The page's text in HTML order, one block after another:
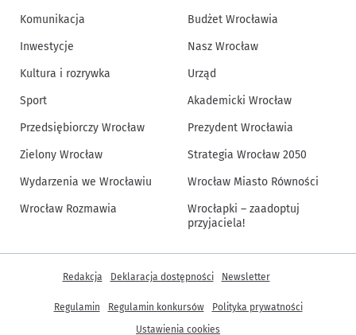
Komunikacja
Inwestycje
Kultura i rozrywka
Sport
Przedsiębiorczy Wrocław
Zielony Wrocław
Wydarzenia we Wrocławiu
Wrocław Rozmawia
Budżet Wrocławia
Nasz Wrocław
Urząd
Akademicki Wrocław
Prezydent Wrocławia
Strategia Wrocław 2050
Wrocław Miasto Równości
Wrocłapki – zaadoptuj
przyjaciela!
Inne informacje
Redakcja Deklaracja dostępności Newsletter
Regulamin Regulamin konkursów
Polityka prywatności
Ustawienia cookies